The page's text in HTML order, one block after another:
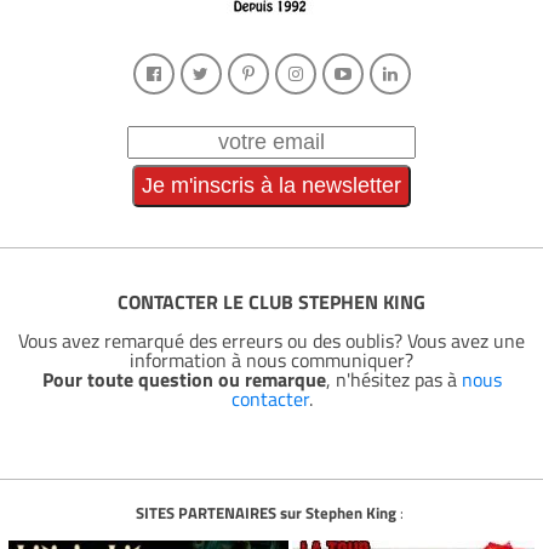
CONTACTER LE CLUB STEPHEN KING
Vous avez remarqué des erreurs ou des oublis? Vous avez une
information à nous communiquer?
Pour toute question ou remarque, n'hésitez pas à nous
contacter.
SITES PARTENAIRES sur Stephen King: